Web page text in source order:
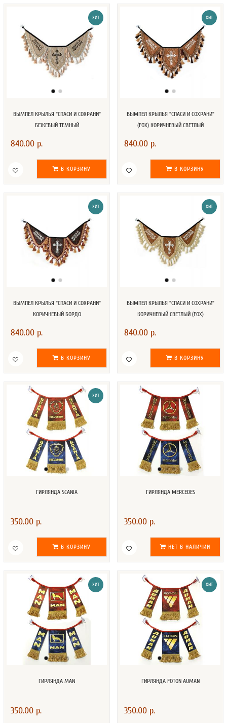
ХИТ
ВЫМПЕЛ КРЫЛЬЯ "СПАСИ И СОХРАНИ"
БЕЖЕВЫЙ ТЕМНЫЙ
840.00 р.
В КОРЗИНУ
ХИТ
ВЫМПЕЛ КРЫЛЬЯ "СПАСИ И СОХРАНИ"
(FOX) КОРИЧНЕВЫЙ СВЕТЛЫЙ
840.00 р.
В КОРЗИНУ
ХИТ
ВЫМПЕЛ КРЫЛЬЯ "СПАСИ И СОХРАНИ"
КОРИЧНЕВЫЙ БОРДО
840.00 р.
В КОРЗИНУ
ХИТ
ВЫМПЕЛ КРЫЛЬЯ "СПАСИ И СОХРАНИ"
КОРИЧНЕВЫЙ СВЕТЛЫЙ (FOX)
840.00 р.
В КОРЗИНУ
ХИТ
ГИРЛЯНДА SCANIA
350.00 р.
В КОРЗИНУ
ГИРЛЯНДА MERCEDES
350.00 р.
НЕТ В НАЛИЧИИ
ХИТ
ГИРЛЯНДА MAN
350.00 р.
ХИТ
ГИРЛЯНДА FOTON AUMAN
350.00 р.